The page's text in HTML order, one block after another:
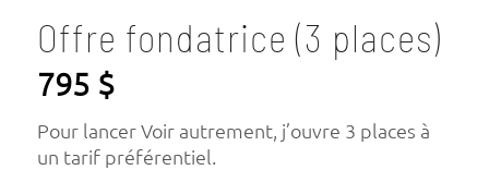
Offre fondatrice (3 places)
795 $
Pour lancer Voir autrement, j’ouvre 3 places à
un tarif préférentiel.